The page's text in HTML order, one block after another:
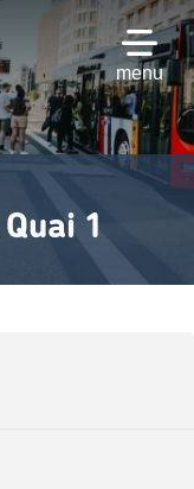
menu
1